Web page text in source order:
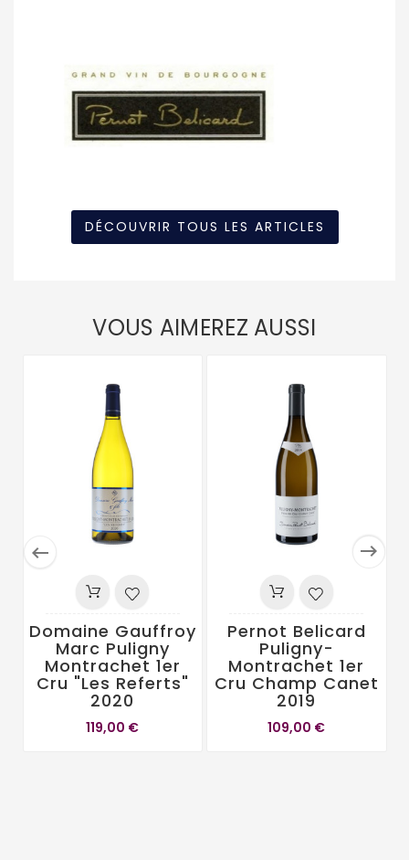
DÉCOUVRIR TOUS LES ARTICLES
VOUS AIMEREZ AUSSI
 
Domaine Gauffroy
Marc Puligny
Montrachet 1er
Cru "Les Referts"
2020
119,00 €
Pernot Belicard
Puligny-
Montrachet 1er
Cru Champ Canet
2019
109,00 €